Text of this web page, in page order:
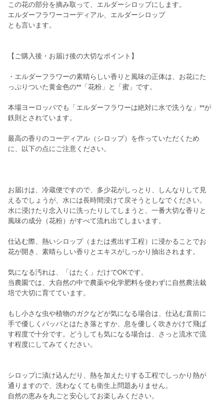
この花の部分を摘み取って、エルダーシロップにします。
エルダーフラワーコーディアル、エルダーシロップ
とも言います。
【ご購入後・お届け後の大切なポイント】
・エルダーフラワーの素晴らしい香りと風味の正体は、お花にた
っぷりついた黄金色の**「花粉」と「蜜」です。
本場ヨーロッパでも「エルダーフラワーは絶対に水で洗うな」**が
鉄則とされています。
最高の香りのコーディアル（シロップ）を作っていただくため
に、以下の点にご注意ください。
お届けは、冷蔵便ですので、多少花がしっとり、しんなりして見
えるでしょうが、水には長時間浸けて戻そうとしなでください。
水に浸けたり念入りに洗ったりしてしまうと、一番大切な香りと
風味の成分（花粉）がすべて流れ出てしまいます。
仕込む際、熱いシロップ（または煮出す工程）に浸かることでお
花が開き、素晴らしい香りとエキスがしっかり抽出されます。
気になる汚れは、「はたく」だけでOKです。
当農園では、大自然の中で農薬や化学肥料を使わずに自然農法栽
培で大切に育てています。
もし小さな虫や植物のガクなどが気になる場合は、仕込む直前に
手で優しくパッパとはたき落とすか、息を優しく吹きかけて飛ば
す程度で十分です。どうしても気になる場合は、さっと流水で流
す程度にしてみてください。
シロップに漬け込んだり、熱を加えたりする工程でしっかり熱が
通りますので、洗わなくても衛生上問題ありません。
自然の恵みを丸ごと安心してお楽しみください。